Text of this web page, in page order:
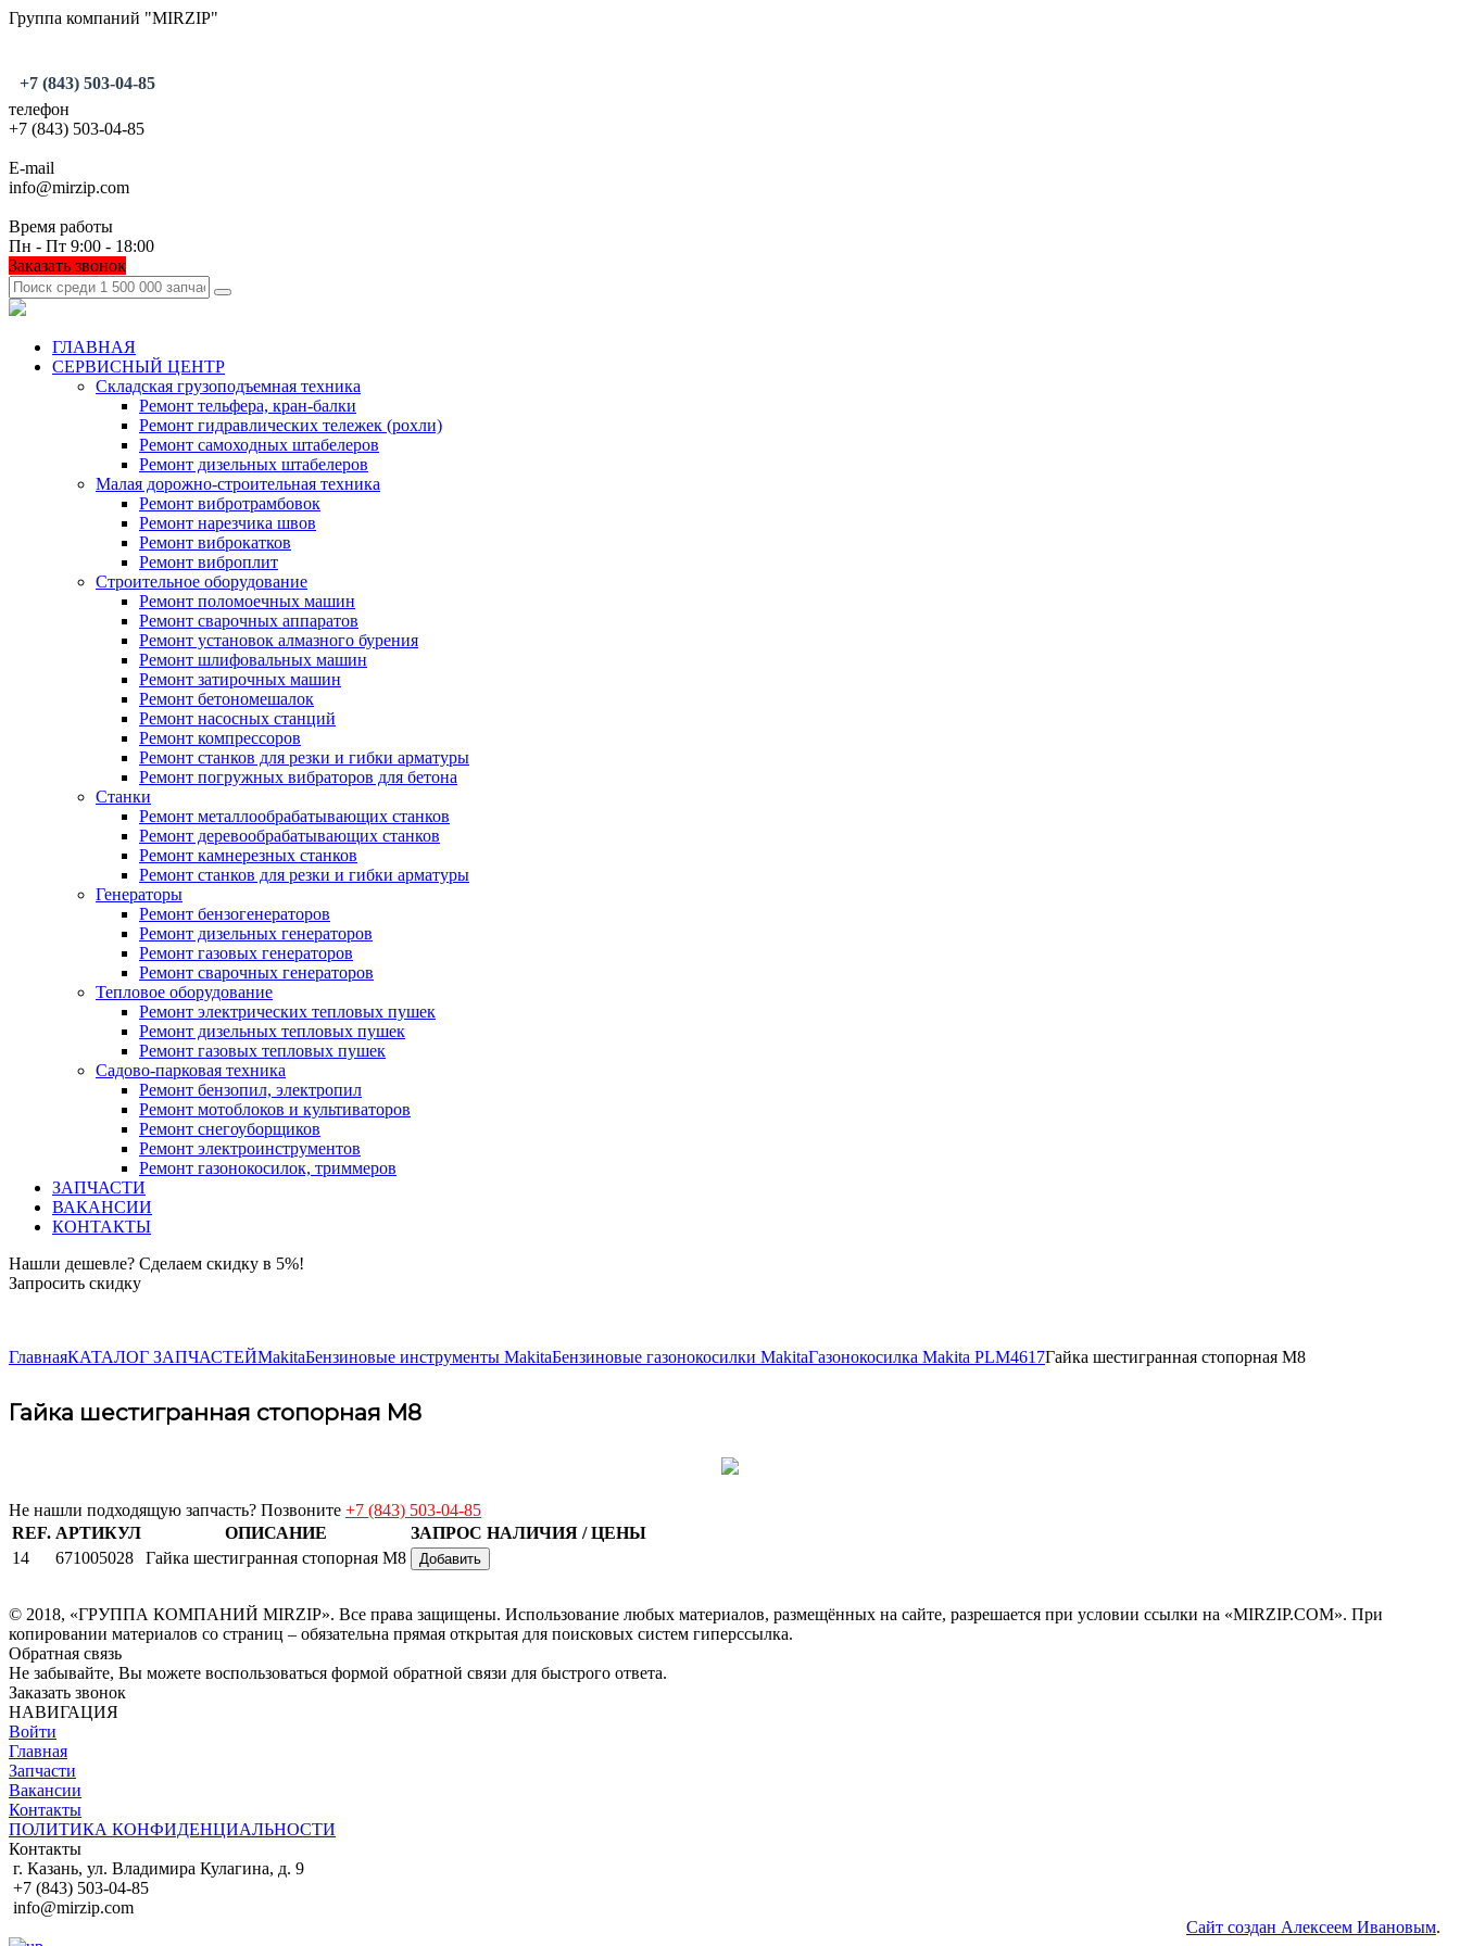
Группа компаний "MIRZIP"
+7 (843) 503-04-85
телефон
+7 (843) 503-04-85
E-mail
info@mirzip.com
Время работы
Пн - Пт 9:00 - 18:00
Заказать звонок
ГЛАВНАЯ
СЕРВИСНЫЙ ЦЕНТР
Складская грузоподъемная техника
Ремонт тельфера, кран-балки
Ремонт гидравлических тележек (рохли)
Ремонт самоходных штабелеров
Ремонт дизельных штабелеров
Малая дорожно-строительная техника
Ремонт вибротрамбовок
Ремонт нарезчика швов
Ремонт виброкатков
Ремонт виброплит
Строительное оборудование
Ремонт поломоечных машин
Ремонт сварочных аппаратов
Ремонт установок алмазного бурения
Ремонт шлифовальных машин
Ремонт затирочных машин
Ремонт бетономешалок
Ремонт насосных станций
Ремонт компрессоров
Ремонт станков для резки и гибки арматуры
Ремонт погружных вибраторов для бетона
Станки
Ремонт металлообрабатывающих станков
Ремонт деревообрабатывающих станков
Ремонт камнерезных станков
Ремонт станков для резки и гибки арматуры
Генераторы
Ремонт бензогенераторов
Ремонт дизельных генераторов
Ремонт газовых генераторов
Ремонт сварочных генераторов
Тепловое оборудование
Ремонт электрических тепловых пушек
Ремонт дизельных тепловых пушек
Ремонт газовых тепловых пушек
Садово-парковая техника
Ремонт бензопил, электропил
Ремонт мотоблоков и культиваторов
Ремонт снегоуборщиков
Ремонт электроинструментов
Ремонт газонокосилок, триммеров
ЗАПЧАСТИ
ВАКАНСИИ
КОНТАКТЫ
Нашли дешевле? Сделаем скидку в 5%!
Запросить скидку
ГлавнаяКАТАЛОГ ЗАПЧАСТЕЙMakitaБензиновые инструменты MakitaБензиновые газонокосилки MakitaГазонокосилка Makita PLM4617Гайка шестигранная стопорная M8
Гайка шестигранная стопорная M8
Не нашли подходящую запчасть? Позвоните +7 (843) 503-04-85
REF. АРТИКУЛ ОПИСАНИЕ
ЗАПРОС НАЛИЧИЯ / ЦЕНЫ
14
671005028 Гайка шестигранная стопорная M8 Добавить
© 2018, «ГРУППА КОМПАНИЙ MIRZIP». Все права защищены. Использование любых материалов, размещённых на сайте, разрешается при условии ссылки на «MIRZIP.COM». При
копировании материалов со страниц – обязательна прямая открытая для поисковых систем гиперссылка.
Обратная связь
Не забывайте, Вы можете воспользоваться формой обратной связи для быстрого ответа.
Заказать звонок
НАВИГАЦИЯ
Войти
Главная
Запчасти
Вакансии
Контакты
ПОЛИТИКА КОНФИДЕНЦИАЛЬНОСТИ
Контакты
г. Казань, ул. Владимира Кулагина, д. 9
+7 (843) 503-04-85
info@mirzip.com
Сайт создан Алексеем Ивановым.